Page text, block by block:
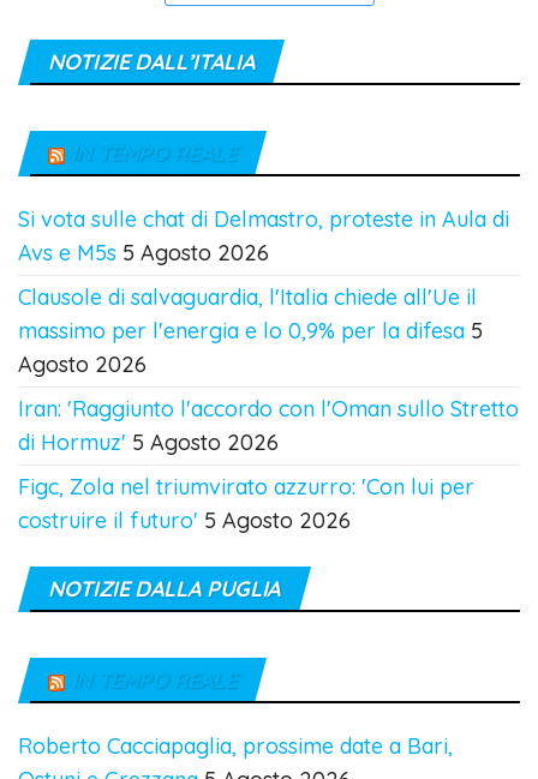
NOTIZIE DALL’ITALIA
IN TEMPO REALE
Si vota sulle chat di Delmastro, proteste in Aula di
Avs e M5s 5 Agosto 2026
Clausole di salvaguardia, l'Italia chiede all'Ue il
massimo per l'energia e lo 0,9% per la difesa 5
Agosto 2026
Iran: 'Raggiunto l'accordo con l'Oman sullo Stretto
di Hormuz' 5 Agosto 2026
Figc, Zola nel triumvirato azzurro: 'Con lui per
costruire il futuro' 5 Agosto 2026
NOTIZIE DALLA PUGLIA
IN TEMPO REALE
Roberto Cacciapaglia, prossime date a Bari,